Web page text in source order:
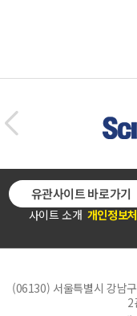
사이트 소개 개인정보
유관사이트 바로가기
(06130) 서울특별시 강남
2